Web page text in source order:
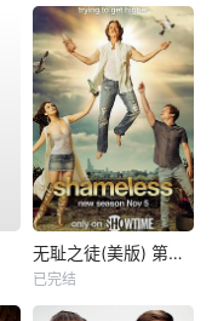
无耻之徒(美版) 第八季
已完结